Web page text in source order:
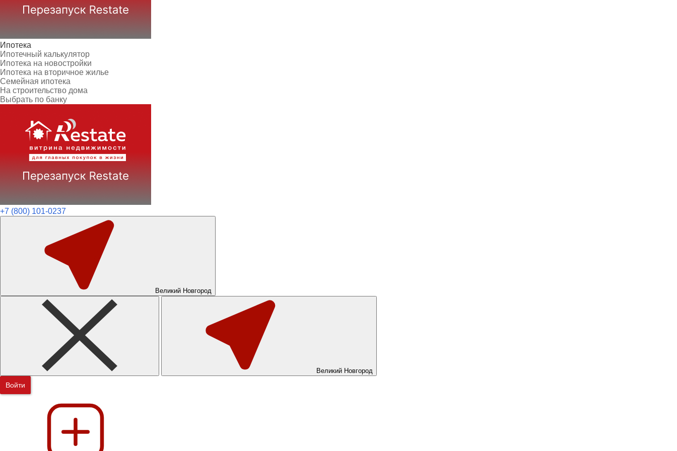
Ипотека
Ипотечный калькулятор
Ипотека на новостройки
Ипотека на вторичное жилье
Семейная ипотека
На строительство дома
Выбрать по банку
+7 (800) 101-0237
Великий Новгород
Великий Новгород
Войти